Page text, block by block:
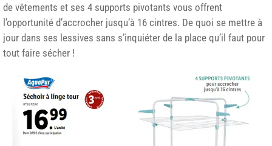
de vêtements et ses 4 supports pivotants vous offrent
l’opportunité d’accrocher jusqu’à 16 cintres. De quoi se mettre à
jour dans ses lessives sans s’inquiéter de la place qu’il faut pour
tout faire sécher !